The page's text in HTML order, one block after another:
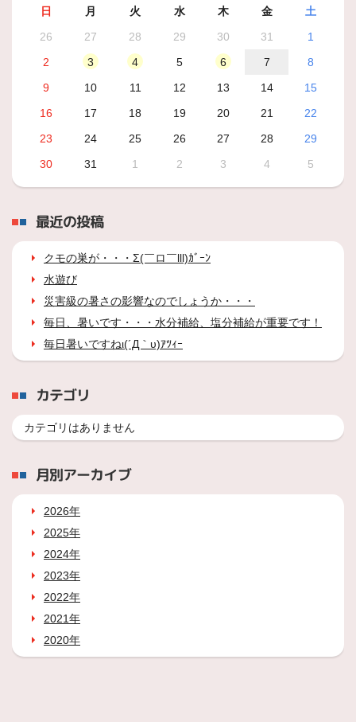
日 月 火 水 木 金
土
26
27 28 29 30 31
1
2
3 4 5 6 7
8
9
10 11 12 13 14
15
16
17 18 19 20 21
22
23
24 25 26 27 28
29
30
31 1 2 3 4 5
最近の投稿
クモの巣が・・・Σ(￣ロ￣lll)ｶﾞｰﾝ
水遊び
災害級の暑さの影響なのでしょうか・・・
毎日、暑いです・・・水分補給、塩分補給が重要です！
毎日暑いですねι(´Д｀υ)ｱﾂｨｰ
カテゴリ
カテゴリはありません
月別アーカイブ
2026年
2025年
2024年
2023年
2022年
2021年
2020年